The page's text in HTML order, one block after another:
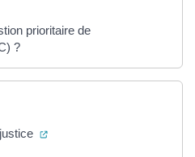
prioritaire de
?
(ouverture dans un nouvel